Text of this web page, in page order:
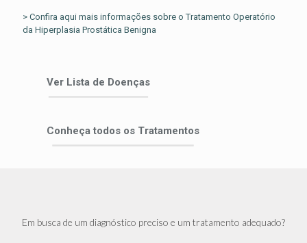
> Confira aqui mais informações sobre o Tratamento Operatório
da Hiperplasia Prostática Benigna
Ver Lista de Doenças
Conheça todos os Tratamentos
Em busca de um diagnóstico preciso e um tratamento adequado?